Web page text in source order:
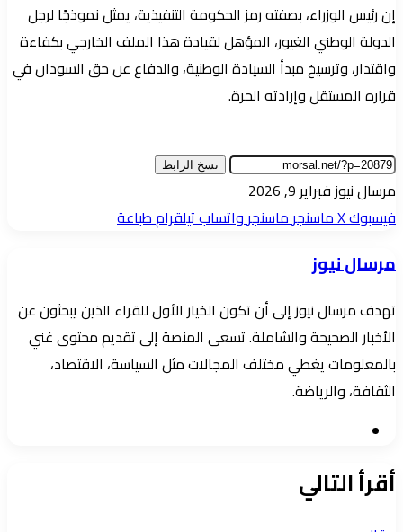
إن رئيس الوزراء، بصفته رمز الحكومة التنفيذية، يمثل نموذجًا لرجل
الدولة الوطني الغيور، المؤهل لقيادة هذا الملف الخارجي بكفاءة
واقتدار، وترسيخ مبدأ السيادة الوطنية، والدفاع عن حق السودان في
قراره المستقل وإرادته الحرة.
نسخ الرابط
مرسال نيوزأرسل
بريدا
فبراير 9, 2026
فيسبوك‫Xماسنجرماسنجرواتسابتيلقرامطباعة
مرسال نيوز
تهدف مرسال نيوز إلى أن تكون الخيار الأول للقراء الذين يبحثون عن
الأخبار الصحيحة والشاملة. تسعى المنصة إلى تقديم محتوى غني
بالمعلومات يغطي مختلف المجالات مثل السياسة، الاقتصاد،
الثقافة، والرياضة.
أقرأ التالي